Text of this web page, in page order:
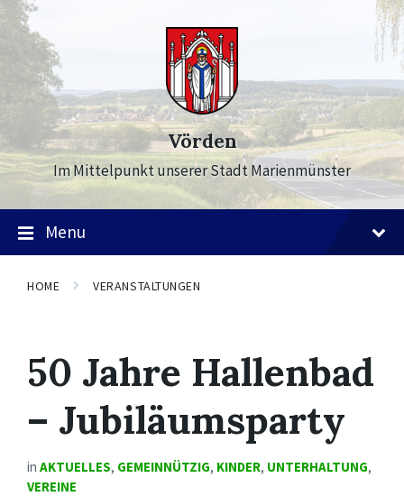
Skip
to
content
Skip
to
main
navigation
Skip
to
footer
Vörden
Im Mittelpunkt unserer Stadt Marienmünster
Menu
HOME VERANSTALTUNGEN
50 Jahre Hallenbad
– Jubiläumsparty
in AKTUELLES, GEMEINNÜTZIG, KINDER, UNTERHALTUNG,
VEREINE